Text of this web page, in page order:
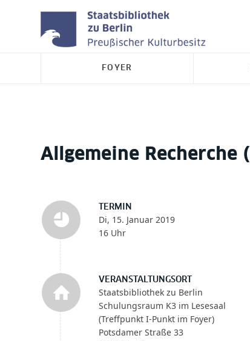
FOYER
Allgemeine Recherche
TERMIN
Di, 15. Januar 2019
16 Uhr
VERANSTALTUNGSORT
Staatsbibliothek zu Berlin
Schulungsraum K3 im Lesesaal
(Treffpunkt I-Punkt im Foyer)
Potsdamer Straße 33